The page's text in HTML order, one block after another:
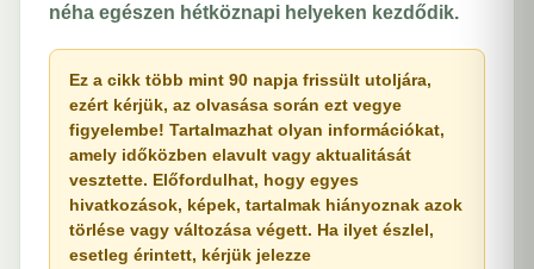
néha egészen hétköznapi helyeken kezdődik.
Ez a cikk több mint 90 napja frissült utoljára,
ezért kérjük, az olvasása során ezt vegye
figyelembe! Tartalmazhat olyan információkat,
amely időközben elavult vagy aktualitását
vesztette. Előfordulhat, hogy egyes
hivatkozások, képek, tartalmak hiányoznak azok
törlése vagy változása végett. Ha ilyet észlel,
esetleg érintett, kérjük jelezze